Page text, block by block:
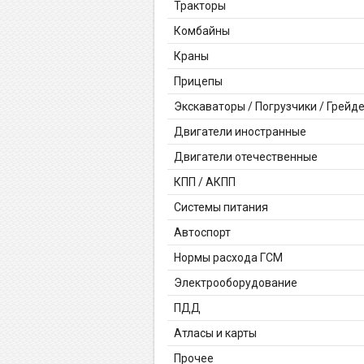
Тракторы
Комбайны
Краны
Прицепы
Экскаваторы / Погрузчики /
Двигатели иностранные
Двигатели отечественные
КПП / АКПП
Системы питания
Автоспорт
Нормы расхода ГСМ
Электрооборудование
ПДД
Атласы и карты
Прочее